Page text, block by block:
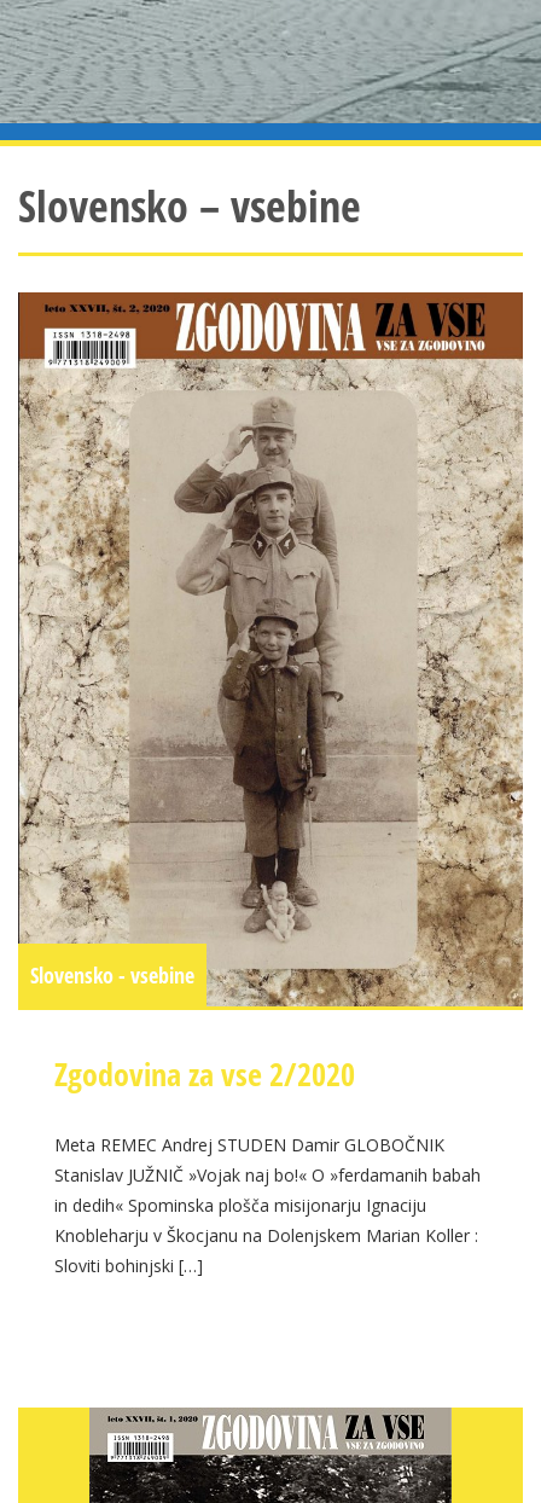
Slovensko – vsebine
Slovensko - vsebine
Zgodovina za vse 2/2020
Meta REMEC Andrej STUDEN Damir GLOBOČNIK
Stanislav JUŽNIČ »Vojak naj bo!« O »ferdamanih babah
in dedih« Spominska plošča misijonarju Ignaciju
Knobleharju v Škocjanu na Dolenjskem Marian Koller :
Sloviti bohinjski […]